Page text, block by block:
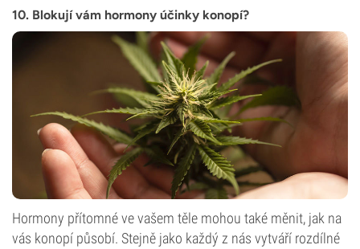
10. Blokují vám hormony účinky konopí?
Hormony přítomné ve vašem těle mohou také měnit, jak na
vás konopí působí. Stejně jako každý z nás vytváří rozdílné